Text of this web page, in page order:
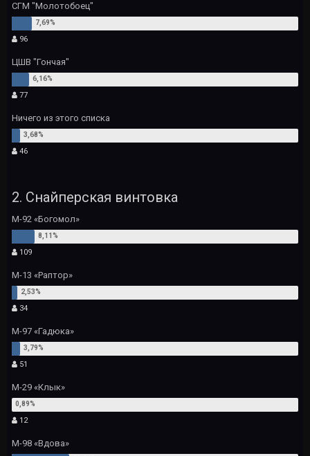
СГМ "Молотобоец"
96
ЦШВ "Гончая"
77
Ничего из этого списка
46
2. Снайперская винтовка
М-92 «Богомол»
109
М-13 «Раптор»
34
М-97 «Гадюка»
51
М-29 «Клык»
12
М-98 «Вдова»